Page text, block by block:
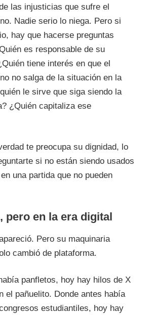
las injusticias que sufre el
Nadie serio lo niega. Pero si
hay que hacerse preguntas
es responsable de su
tiene interés en que el
no salga de la situación en la
le sirve que siga siendo la
¿Quién capitaliza ese
te preocupa su dignidad, lo
si no están siendo usados
una partida que no pueden
pero en la era digital
Pero su maquinaria
cambió de plataforma.
panfletos, hoy hay hilos de X
el pañuelito. Donde antes había
estudiantiles, hoy hay